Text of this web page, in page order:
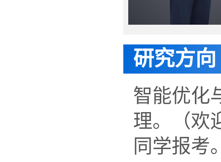
研究方向
智能优化
理。（欢
同学报考